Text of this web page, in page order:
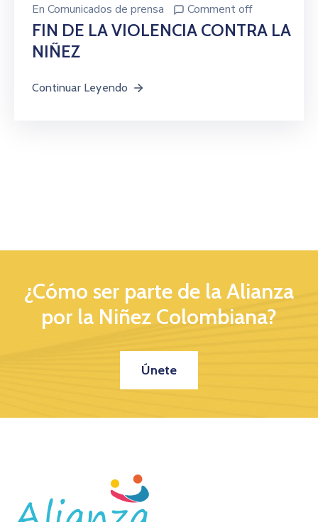
En Comunicados de prensa Comment off
FIN DE LA VIOLENCIA CONTRA LA
NIÑEZ
Continuar Leyendo
¿Cómo ser parte de la Alianza
por la Niñez Colombiana?
Únete